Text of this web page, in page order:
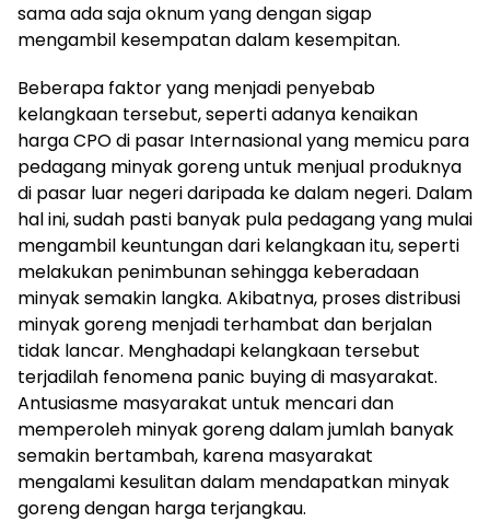
sama ada saja oknum yang dengan sigap
mengambil kesempatan dalam kesempitan.
Beberapa faktor yang menjadi penyebab
kelangkaan tersebut, seperti adanya kenaikan
harga CPO di pasar Internasional yang memicu para
pedagang minyak goreng untuk menjual produknya
di pasar luar negeri daripada ke dalam negeri. Dalam
hal ini, sudah pasti banyak pula pedagang yang mulai
mengambil keuntungan dari kelangkaan itu, seperti
melakukan penimbunan sehingga keberadaan
minyak semakin langka. Akibatnya, proses distribusi
minyak goreng menjadi terhambat dan berjalan
tidak lancar. Menghadapi kelangkaan tersebut
terjadilah fenomena panic buying di masyarakat.
Antusiasme masyarakat untuk mencari dan
memperoleh minyak goreng dalam jumlah banyak
semakin bertambah, karena masyarakat
mengalami kesulitan dalam mendapatkan minyak
goreng dengan harga terjangkau.